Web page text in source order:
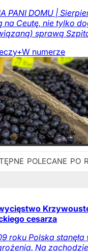
PANI DOMU |
na Ceutę, nie tylko
sprawą
W numerze
cesarza
roku Polska
Na